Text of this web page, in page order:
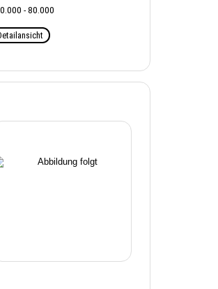
- 80.000